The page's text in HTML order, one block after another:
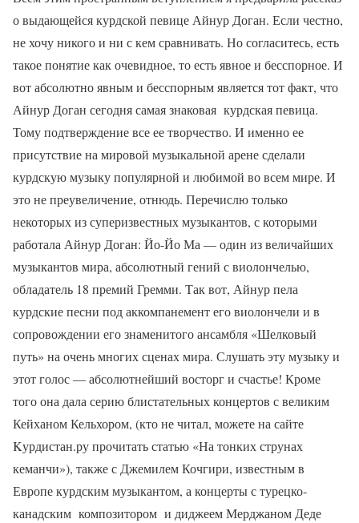
о выдающейся курдской певице Айнур Доган. Если честно,
не хочу никого и ни с кем сравнивать. Но согласитесь, есть
такое понятие как очевидное, то есть явное и бесспорное. И
вот абсолютно явным и бесспорным является тот факт, что
Айнур Доган сегодня самая знаковая курдская певица.
Тому подтверждение все ее творчество. И именно ее
присутствие на мировой музыкальной арене сделали
курдскую музыку популярной и любимой во всем мире. И
это не преувеличение, отнюдь. Перечислю только
некоторых из суперизвестных музыкантов, с которыми
работала Айнур Доган: Йо-Йо Ма — один из величайших
музыкантов мира, абсолютный гений с виолончелью,
обладатель 18 премий Гремми. Так вот, Айнур пела
курдские песни под аккомпанемент его виолончели и в
сопровождении его знаменитого ансамбля «Шелковый
путь» на очень многих сценах мира. Слушать эту музыку и
этот голос — абсолютнейший восторг и счастье! Кроме
того она дала серию блистательных концертов с великим
Кейханом Кельхором, (кто не читал, можете на сайте
Kурдистан.ру прочитать статью «На тонких струнах
кеманчи»), также с Джемилем Кочгири, известным в
Европе курдским музыкантом, а концерты с турецко-
канадским композитором и диджеем Мерджаном Деде